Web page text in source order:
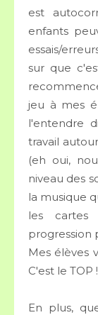
est
enfants
essais/
sur que
jeu à mes
l'entendre
travail
(eh oui,
niveau des
la musique
les cartes
progression
Mes élèves
C'est le TOP
En plus,